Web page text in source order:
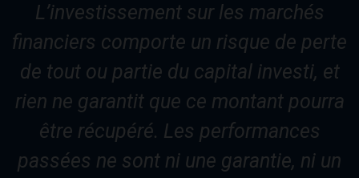
L’investissement sur les marchés
financiers comporte un risque de perte
de tout ou partie du capital investi, et
rien ne garantit que ce montant pourra
être récupéré. Les performances
passées ne sont ni une garantie, ni un